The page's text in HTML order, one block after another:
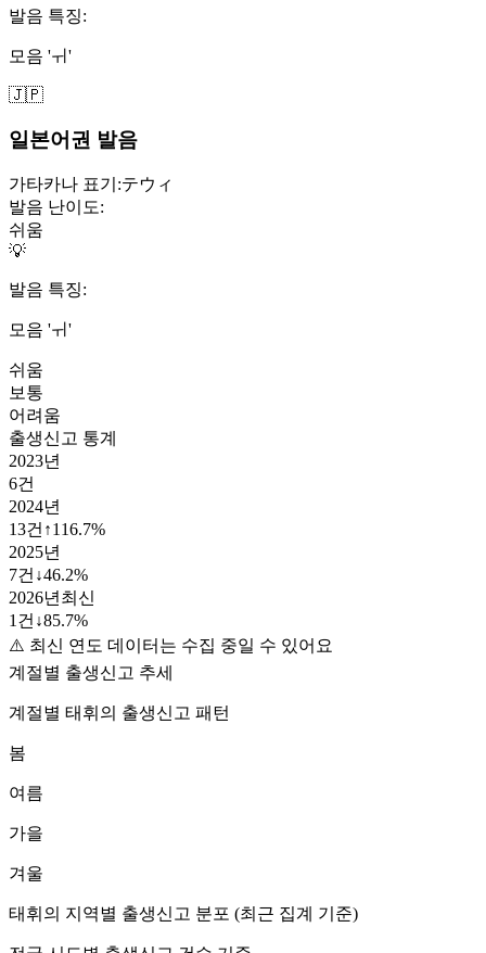
발음 특징:
모음 'ㅟ'
🇯🇵
일본어권 발음
가타카나 표기:テウィ
발음 난이도:
쉬움
💡
발음 특징:
모음 'ㅟ'
쉬움
보통
어려움
출생신고 통계
2023년
6건
2024년
13건 ↑116.7%
2025년
7건 ↓46.2%
2026년 최신
1 건 ↓85.7%
⚠️ 최신 연도 데이터는 수집 중일 수 있어요
계절별 출생신고 추세
계절별 태휘 의 출생신고 패턴
봄
여름
가을
겨울
태휘 의 지역별 출생신고 분포 (최근 집계 기준)